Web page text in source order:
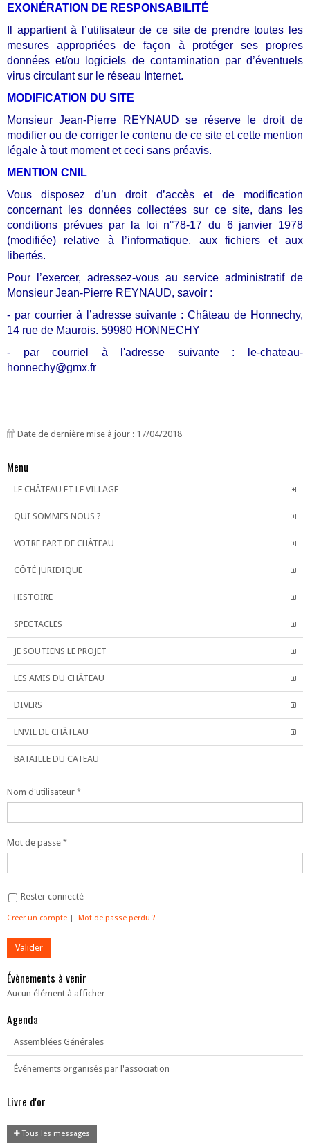
EXONÉRATION DE RESPONSABILITÉ
Il appartient à l’utilisateur de ce site de prendre toutes les
mesures appropriées de façon à protéger ses propres
données et/ou logiciels de contamination par d’éventuels
virus circulant sur le réseau Internet.
MODIFICATION DU SITE
Monsieur Jean-Pierre REYNAUD se réserve le droit de
modifier ou de corriger le contenu de ce site et cette mention
légale à tout moment et ceci sans préavis.
MENTION CNIL
Vous disposez d’un droit d’accès et de modification
concernant les données collectées sur ce site, dans les
conditions prévues par la loi n°78-17 du 6 janvier 1978
(modifiée) relative à l’informatique, aux fichiers et aux
libertés.
Pour l’exercer, adressez-vous au service administratif de
Monsieur Jean-Pierre REYNAUD, savoir :
- par courrier à l’adresse suivante : Château de Honnechy,
14 rue de Maurois. 59980 HONNECHY
- par courriel à l'adresse suivante : le-chateau-
honnechy@gmx.fr
Date de dernière mise à jour : 17/04/2018
Menu
LE CHÂTEAU ET LE VILLAGE
QUI SOMMES NOUS ?
VOTRE PART DE CHÂTEAU
CÔTÉ JURIDIQUE
HISTOIRE
SPECTACLES
JE SOUTIENS LE PROJET
LES AMIS DU CHÂTEAU
DIVERS
ENVIE DE CHÂTEAU
BATAILLE DU CATEAU
Nom d'utilisateur
Mot de passe
Rester connecté
Créer un compte | Mot de passe perdu ?
Évènements à venir
Aucun élément à afficher
Agenda
Assemblées Générales
Événements organisés par l'association
Livre d'or
Tous les messages